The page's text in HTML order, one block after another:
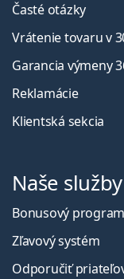
Časté otázky
Vrátenie tovaru v
Garancia výmeny
Reklamácie
Klientská sekcia
Naše služby
Bonusový program
Zľavový systém
Odporučiť